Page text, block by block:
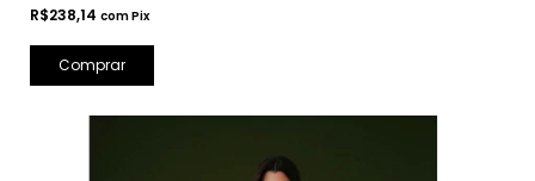
R$238,14 comPix
Comprar